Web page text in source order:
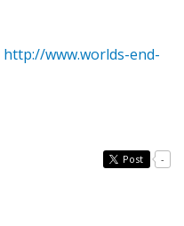
http://www.worlds-end-
Post -